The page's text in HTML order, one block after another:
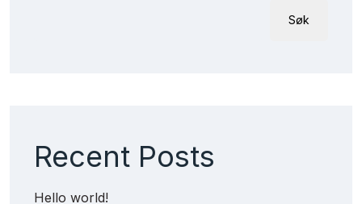
Søk
Recent Posts
Hello world!